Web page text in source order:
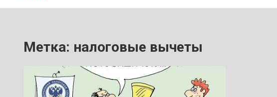
Метка: налоговые вычеты